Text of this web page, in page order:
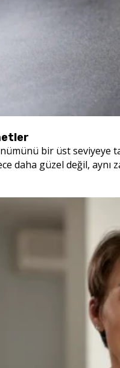
bir üst seviyeye
daha güzel değil, aynı